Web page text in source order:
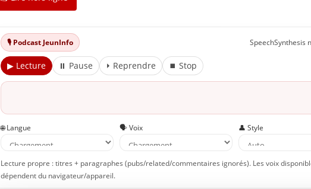
🎙️ Podcast JeunInfo SpeechSynthesis
▶ Lecture ⏸ Pause ⏵ Reprendre ⏹ Stop
🌐 Langue 🗣️ Voix 👤 Style
Lecture propre : titres + paragraphes (pubs/related/commentaires ignorés). Les voix
dépendent du navigateur/appareil.